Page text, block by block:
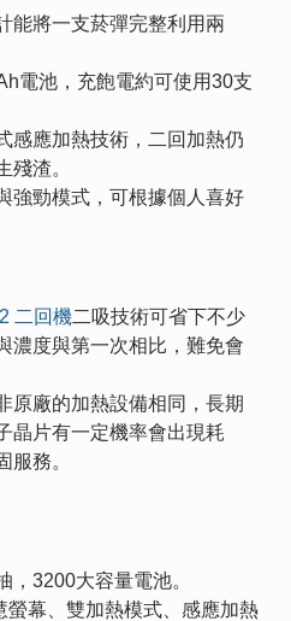
能將一支菸彈完整利用兩
電池，充飽電約可使用30支
感應加熱技術，二回加熱仍
殘渣。
強勁模式，可根據個人喜好
二回機二吸技術可省下不少
濃度與第一次相比，難免會
原廠的加熱設備相同，長期
晶片有一定機率會出現耗
服務。
，3200大容量電池。
幕、雙加熱模式、感應加熱